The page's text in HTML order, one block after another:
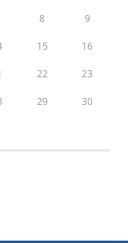
8 9
15 16
22 23
29 30